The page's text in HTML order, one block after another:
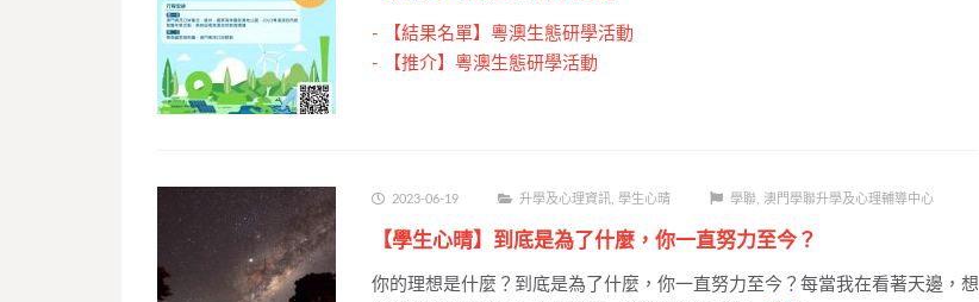
- 【結果名單】粵澳生態研學活動
- 【推介】粵澳生態研學活動
2023-06-19 升學及心理資訊 學生心晴 學聯 澳門學聯升學及心理輔導中心
【學生心晴】到底是為了什麼，你一直努力至今？
你的理想是什麼？到底是為了什麼，你一直努力至今？每當我在看著天邊，想